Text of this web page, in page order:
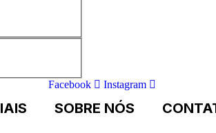
Facebook Instagram
SOBRE NÓS